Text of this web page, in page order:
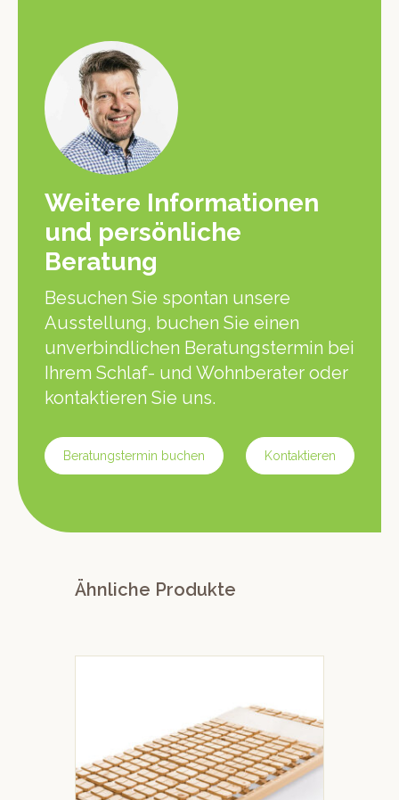
Weitere Informationen
und persönliche
Beratung
Besuchen Sie spontan unsere
Ausstellung, buchen Sie einen
unverbindlichen Beratungstermin bei
Ihrem Schlaf- und Wohnberater oder
kontaktieren Sie uns.
Beratungstermin buchen Kontaktieren
Ähnliche Produkte